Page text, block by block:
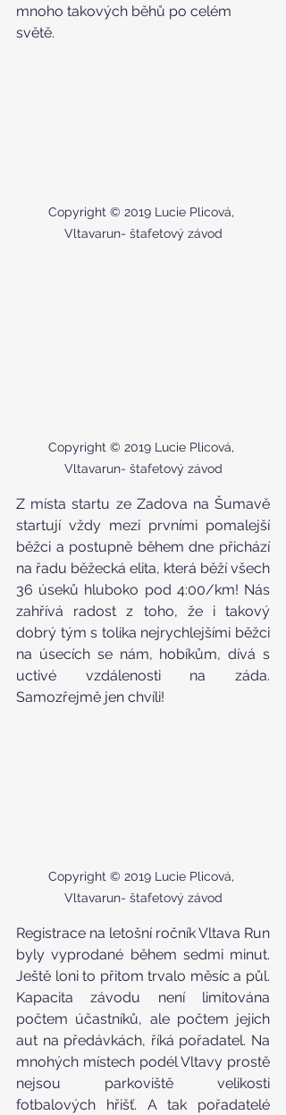
mnoho takových běhů po celém
světě.
Copyright © 2019 Lucie Plicová,
Vltavarun- štafetový závod
Copyright © 2019 Lucie Plicová,
Vltavarun- štafetový závod
Z místa startu ze Zadova na Šumavě
startují vždy mezi prvními pomalejší
běžci a postupně během dne přichází
na řadu běžecká elita, která běží všech
36 úseků hluboko pod 4:00/km! Nás
zahřívá radost z toho, že i takový
dobrý tým s tolika nejrychlejšími běžci
na úsecích se nám, hobíkům, dívá s
uctivé vzdálenosti na záda.
Samozřejmě jen chvíli!
Copyright © 2019 Lucie Plicová,
Vltavarun- štafetový závod
Registrace na letošní ročník Vltava Run
byly vyprodané během sedmi minut.
Ještě loni to přitom trvalo měsíc a půl.
Kapacita závodu není limitována
počtem účastníků, ale počtem jejich
aut na předávkách, říká pořadatel. Na
mnohých místech podél Vltavy prostě
nejsou parkoviště velikosti
fotbalových hřišť. A tak pořadatelé